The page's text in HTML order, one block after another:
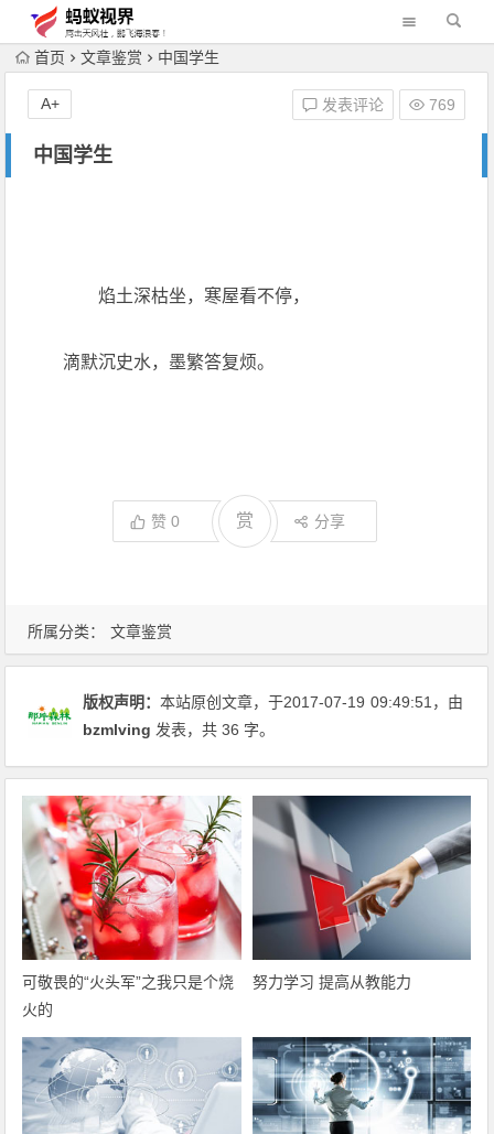
首页 文章鉴赏 中国学生
中国学生
发表评论 769
A+
所属分类： 文章鉴赏
焰土深枯坐，寒屋看不停，
滴默沉史水，墨繁答复烦。
赞0 赏 分享
版权声明：本站原创文章，于2017-07-19 09:49:51 ，由
bzmlving 发表，共 36 字。
可敬畏的“火头军”之我只是个烧
火的
努力学习 提高从教能力